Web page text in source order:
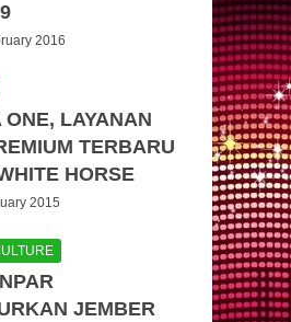
2016
ONE, LAYANAN
TERBARU
HORSE
2015
JEMBER